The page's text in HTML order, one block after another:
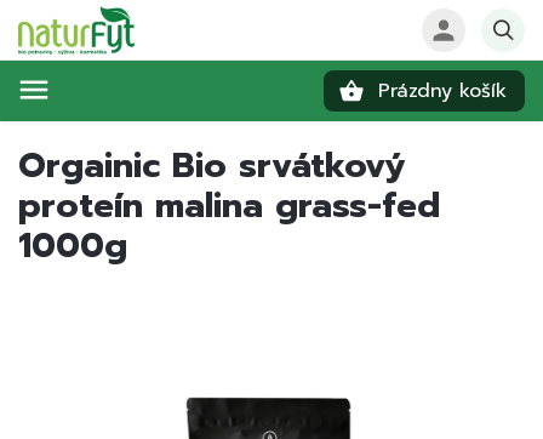
Prázdny košík
Orgainic Bio srvátkový
proteín malina grass-fed
1000g